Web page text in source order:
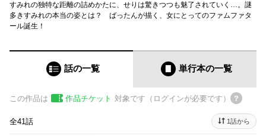
すみれの独特な距離の詰めかたに、せりは驚きつつも魅了されていく…。謎
多きすみれの本当の姿とは？ ばったんが描く、女にとってのファムファタ
ール誕生！
話の一覧 単行本の一覧
この作品は 作品チケット 対象です（ログインが必要です）
全41話 1話から